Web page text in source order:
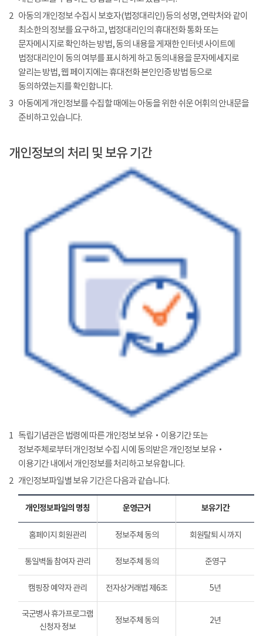
2 아동의 개인정보 수집시 보호자(법정대리인) 등의 성명, 연락처와 같이
최소한의 정보를 요구하고, 법정대리인의 휴대전화 통화 또는
문자메시지로 확인하는 방법, 동의 내용을 게재한 인터넷 사이트에
법정대리인이 동의 여부를 표시하게 하고 동의내용을 문자메세지로
알리는 방법, 웹 페이지에는 휴대전화 본인인증 방법 등으로
동의하였는지를 확인합니다.
3 아동에게 개인정보를 수집할 때에는 아동을 위한 쉬운 어휘의 안내문을
준비하고 있습니다.
개인정보의 처리 및 보유 기간
1 독립기념관은 법령에 따른 개인정보 보유‧이용기간 또는
정보주체로부터 개인정보 수집 시에 동의받은 개인정보 보유‧
이용기간 내에서 개인정보를 처리하고 보유합니다.
2 개인정보파일별 보유 기간은 다음과 같습니다.
개인정보파일의 명칭 운영근거 보유기간
홈페이지 회원관리 정보주체 동의 회원탈퇴 시 까지
통일벽돌 참여자 관리 정보주체 동의 준영구
캠핑장 예약자 관리 전자상거래법 제6조 5년
국군병사 휴가프로그램
신청자 정보
정보주체 동의 2년